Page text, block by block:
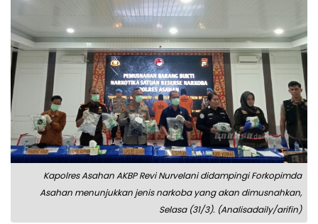
Kapolres Asahan AKBP Revi Nurvelani didampingi Forkopimda
Asahan menunjukkan jenis narkoba yang akan dimusnahkan,
Selasa (31/3). (Analisadaily/arifin)